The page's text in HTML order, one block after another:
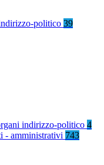
politico 39
indirizzo-politico 4
- amministrativi 743